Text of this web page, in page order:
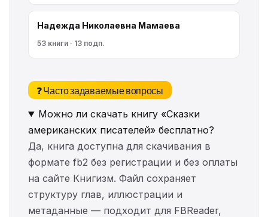
Надежда Николаевна Мамаева
53 книги · 13 подп.
❓ Часто задаваемые вопросы
Можно ли скачать книгу «Сказки
американских писателей» бесплатно?
Да, книга доступна для скачивания в
формате fb2 без регистрации и без оплаты
на сайте Книгизм. Файл сохраняет
структуру глав, иллюстрации и
метаданные — подходит для FBReader,